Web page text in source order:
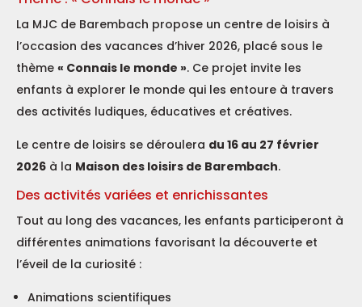
La MJC de Barembach propose un centre de loisirs à
l’occasion des vacances d’hiver 2026, placé sous le
thème « Connais le monde ». Ce projet invite les
enfants à explorer le monde qui les entoure à travers
des activités ludiques, éducatives et créatives.
Le centre de loisirs se déroulera du 16 au 27 février
2026 à la Maison des loisirs de Barembach.
Des activités variées et enrichissantes
Tout au long des vacances, les enfants participeront à
différentes animations favorisant la découverte et
l’éveil de la curiosité :
Animations scientifiques